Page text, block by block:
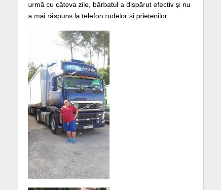
urmă cu câteva zile, bărbatul a dispărut efectiv și nu
a mai răspuns la telefon rudelor și prietenilor.